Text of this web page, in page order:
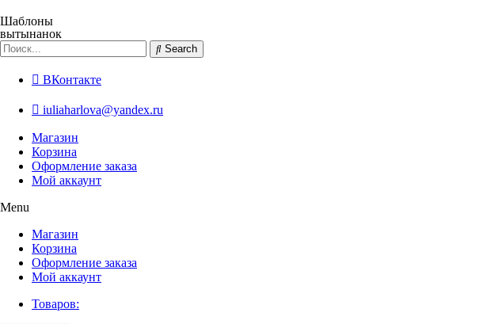
к
содержимому
Шаблоны
вытынанок
Search
ВКонтакте
iuliaharlova@yandex.ru
Магазин
Корзина
Оформление заказа
Мой аккаунт
Menu
Магазин
Корзина
Оформление заказа
Мой аккаунт
Товаров: